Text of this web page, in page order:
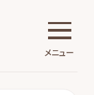
メニュー